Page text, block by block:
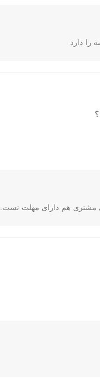
مشتری هم دارای مهلت تست.